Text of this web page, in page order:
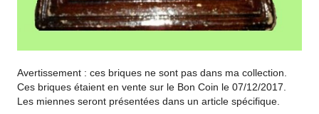
Avertissement : ces briques ne sont pas dans ma collection.
Ces briques étaient en vente sur le Bon Coin le 07/12/2017.
Les miennes seront présentées dans un article spécifique.